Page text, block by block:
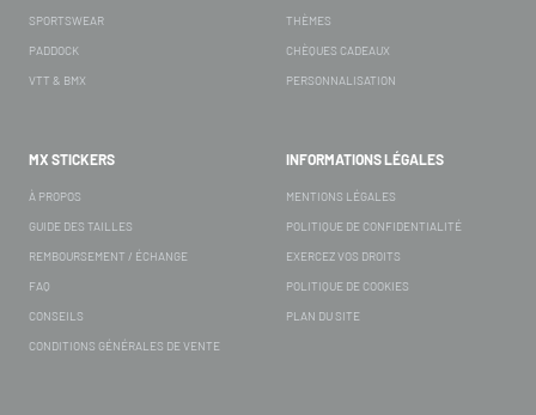
SPORTSWEAR
PADDOCK
VTT & BMX
THÈMES
CHÈQUES CADEAUX
PERSONNALISATION
MX STICKERS
À PROPOS
GUIDE DES TAILLES
REMBOURSEMENT / ÉCHANGE
FAQ
CONSEILS
CONDITIONS GÉNÉRALES DE VENTE
INFORMATIONS LÉGALES
MENTIONS LÉGALES
POLITIQUE DE CONFIDENTIALITÉ
EXERCEZ VOS DROITS
POLITIQUE DE COOKIES
PLAN DU SITE